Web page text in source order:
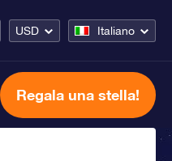
USD Italiano
Regala una stella!